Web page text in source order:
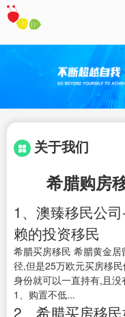
关于我们
希腊购房
1、澳臻移民公
赖的投资移民
希腊买房移民 希腊黄金
径,但是25万欧元买房移
身份就可以一直持有,且
1、购置不低...
2、希腊买房移